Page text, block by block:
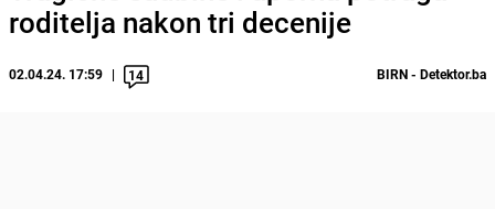
roditelja nakon tri decenije
02.04.24. 17:59 14 BIRN - Detektor.ba